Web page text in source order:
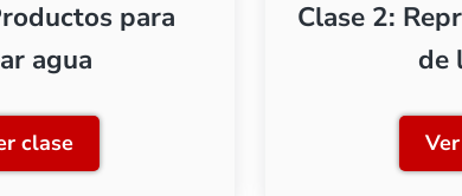
para
agua
clase
Clase 1: Productos para crear agua
Clase 2:
de